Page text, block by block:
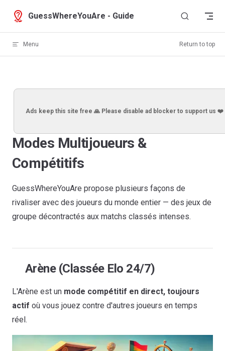
Skip to content
GuessWhereYouAre - Guide
Menu Return to top
Ads keep this site free 🙏 Please disable ad blocker to support us ❤️
Modes Multijoueurs &
Compétitifs
GuessWhereYouAre propose plusieurs façons de
rivaliser avec des joueurs du monde entier — des jeux de
groupe décontractés aux matchs classés intenses.
Arène (Classée Elo 24/7)
L'Arène est un mode compétitif en direct, toujours
actif où vous jouez contre d'autres joueurs en temps
réel.